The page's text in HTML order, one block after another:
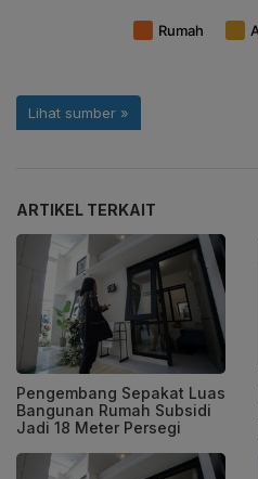
ARTIKEL TERKAIT
Pengembang Sepakat Luas
Bangunan Rumah Subsidi
Jadi 18 Meter Persegi